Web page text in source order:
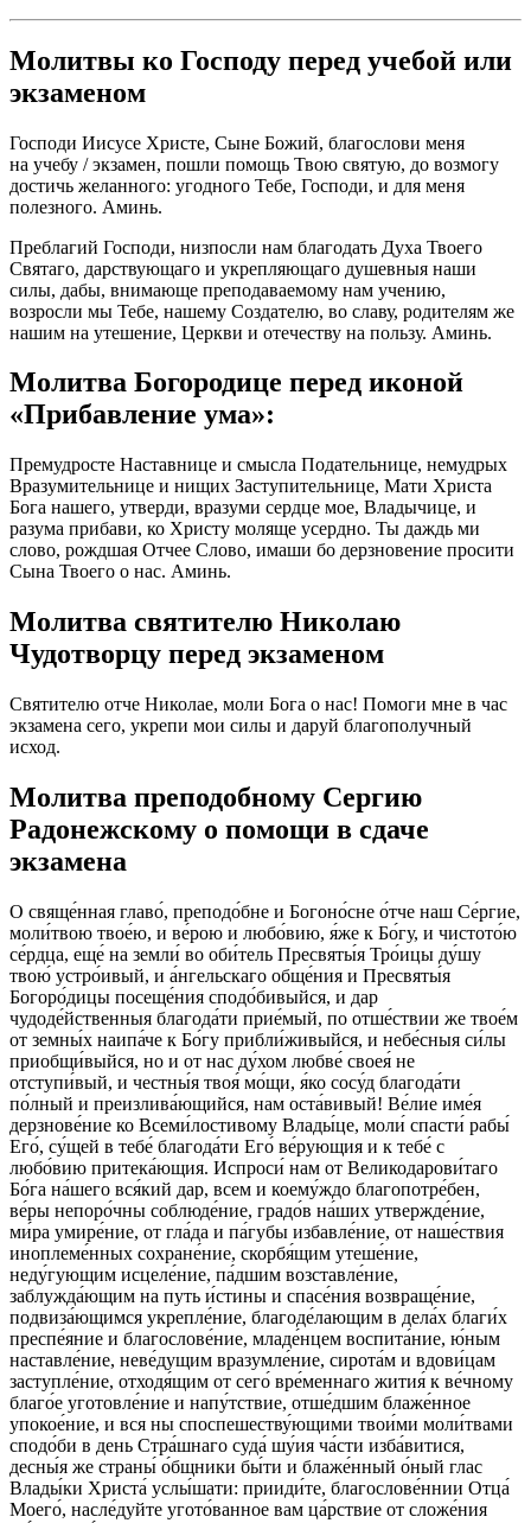
Молитвы ко Господу перед учебой или
экзаменом
Господи Иисусе Христе, Сыне Божий, благослови меня
на учебу / экзамен, пошли помощь Твою святую, до возмогу
достичь желанного: угодного Тебе, Господи, и для меня
полезного. Аминь.
Преблагий Господи, низпосли нам благодать Духа Твоего
Святаго, дарствующаго и укрепляющаго душевныя наши
силы, дабы, внимающе преподаваемому нам учению,
возросли мы Тебе, нашему Создателю, во славу, родителям же
нашим на утешение, Церкви и отечеству на пользу. Аминь.
Молитва Богородице перед иконой
«Прибавление ума»:
Премудросте Наставнице и смысла Подательнице, немудрых
Вразумительнице и нищих Заступительнице, Мати Христа
Бога нашего, утверди, вразуми сердце мое, Владычице, и
разума прибави, ко Христу моляще усердно. Ты даждь ми
слово, рождшая Отчее Слово, имаши бо дерзновение просити
Сына Твоего о нас. Аминь.
Молитва святителю Николаю
Чудотворцу перед экзаменом
Святителю отче Николае, моли Бога о нас! Помоги мне в час
экзамена сего, укрепи мои силы и даруй благополучный
исход.
Молитва преподобному Сергию
Радонежскому о помощи в сдаче
экзамена
О свяще́нная главо́, преподо́бне и Богоно́сне о́тче наш Се́ргие,
моли́твою твое́ю, и ве́рою и любо́вию, я́же к Бо́гу, и чистото́ю
се́рдца, еще́ на земли́ во оби́тель Пресвяты́я Тро́ицы ду́шу
твою́ устро́ивый, и а́нгельскаго обще́ния и Пресвяты́я
Богоро́дицы посеще́ния сподо́бивыйся, и дар
чудоде́йственныя благода́ти прие́мый, по отше́ствии же твое́м
от земны́х наипа́че к Бо́гу прибли́живыйся, и небе́сныя си́лы
приобщи́выйся, но и от нас ду́хом любве́ своея́ не
отступи́вый, и честны́я твоя́ мо́щи, я́ко сосу́д благода́ти
по́лный и преизлива́ющийся, нам оста́вивый! Ве́лие име́я
дерзнове́ние ко Всеми́лостивому Влады́це, моли́ спасти́ рабы́
Его́, су́щей в тебе́ благода́ти Его́ ве́рующия и к тебе́ с
любо́вию притека́ющия. Испроси́ нам от Великодарови́таго
Бо́га на́шего вся́кий дар, всем и коему́ждо благопотре́бен,
ве́ры непоро́чны соблюде́ние, градо́в на́ших утвержде́ние,
ми́ра умире́ние, от гла́да и па́губы избавле́ние, от наше́ствия
иноплеме́нных сохране́ние, скорбя́щим утеше́ние,
неду́гующим исцеле́ние, па́дшим возставле́ние,
заблужда́ющим на путь и́стины и спасе́ния возвраще́ние,
подвиза́ющимся укрепле́ние, благоде́лающим в дела́х благи́х
преспе́яние и благослове́ние, младе́нцем воспита́ние, ю́ным
наставле́ние, неве́дущим вразумле́ние, сирота́м и вдови́цам
заступле́ние, отходя́щим от сего́ вре́меннаго жития́ к ве́чному
благо́е уготовле́ние и напу́тствие, отше́дшим блаже́нное
упокое́ние, и вся ны споспешеству́ющими твои́ми моли́твами
сподо́би в день Стра́шнаго суда́ шу́ия ча́сти изба́витися,
десны́я же страны́ о́бщники бы́ти и блаже́нный о́ный глас
Влады́ки Христа́ услы́шати: прииди́те, благослове́ннии Отца́
Моего́, насле́дуйте угото́ванное вам ца́рствие от сложе́ния